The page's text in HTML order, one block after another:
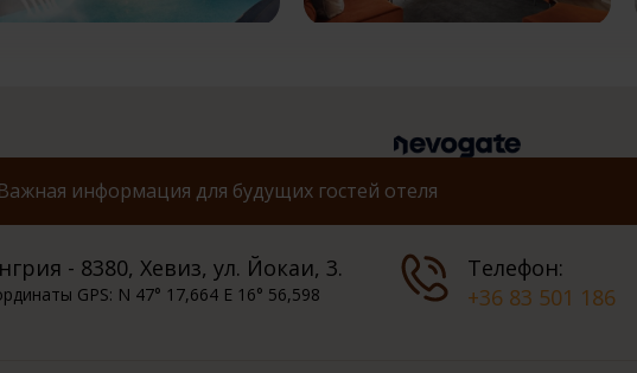
Важная информация для будущих гостей отеля
- 8380, Хевиз, ул. Йокаи, 3.
GPS: N 47° 17,664 E 16° 56,598
Телефон:
+36 83 501 186